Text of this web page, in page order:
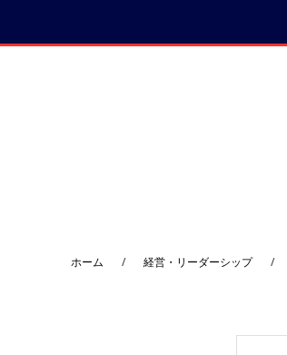
ン
ラ
ホーム / 経営・リーダーシップ /